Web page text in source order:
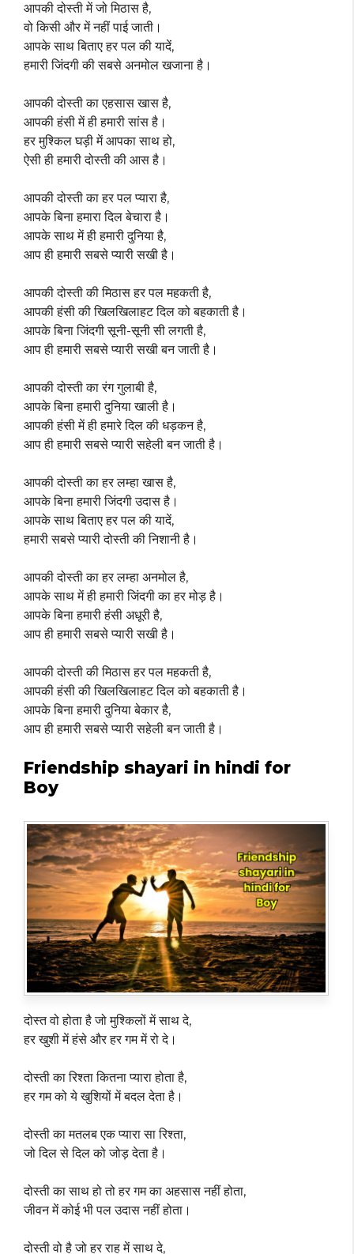
आपकी दोस्ती में जो मिठास है,
वो किसी और में नहीं पाई जाती।
आपके साथ बिताए हर पल की यादें,
हमारी जिंदगी की सबसे अनमोल खजाना है।
आपकी दोस्ती का एहसास खास है,
आपकी हंसी में ही हमारी सांस है।
हर मुश्किल घड़ी में आपका साथ हो,
ऐसी ही हमारी दोस्ती की आस है।
आपकी दोस्ती का हर पल प्यारा है,
आपके बिना हमारा दिल बेचारा है।
आपके साथ में ही हमारी दुनिया है,
आप ही हमारी सबसे प्यारी सखी है।
आपकी दोस्ती की मिठास हर पल महकती है,
आपकी हंसी की खिलखिलाहट दिल को बहकाती है।
आपके बिना जिंदगी सूनी-सूनी सी लगती है,
आप ही हमारी सबसे प्यारी सखी बन जाती है।
आपकी दोस्ती का रंग गुलाबी है,
आपके बिना हमारी दुनिया खाली है।
आपकी हंसी में ही हमारे दिल की धड़कन है,
आप ही हमारी सबसे प्यारी सहेली बन जाती है।
आपकी दोस्ती का हर लम्हा खास है,
आपके बिना हमारी जिंदगी उदास है।
आपके साथ बिताए हर पल की यादें,
हमारी सबसे प्यारी दोस्ती की निशानी है।
आपकी दोस्ती का हर लम्हा अनमोल है,
आपके साथ में ही हमारी जिंदगी का हर मोड़ है।
आपके बिना हमारी हंसी अधूरी है,
आप ही हमारी सबसे प्यारी सखी है।
आपकी दोस्ती की मिठास हर पल महकती है,
आपकी हंसी की खिलखिलाहट दिल को बहकाती है।
आपके बिना हमारी दुनिया बेकार है,
आप ही हमारी सबसे प्यारी सहेली बन जाती है।
Friendship shayari in hindi for
Boy
दोस्त वो होता है जो मुश्किलों में साथ दे,
हर खुशी में हंसे और हर गम में रो दे।
दोस्ती का रिश्ता कितना प्यारा होता है,
हर गम को ये खुशियों में बदल देता है।
दोस्ती का मतलब एक प्यारा सा रिश्ता,
जो दिल से दिल को जोड़ देता है।
दोस्ती का साथ हो तो हर गम का अहसास नहीं होता,
जीवन में कोई भी पल उदास नहीं होता।
दोस्ती वो है जो हर राह में साथ दे,